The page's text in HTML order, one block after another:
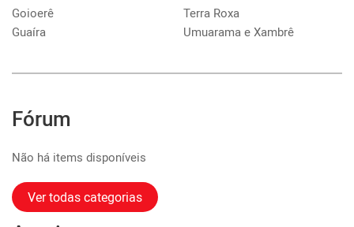
Goioerê
Guaíra
Terra Roxa
Umuarama e Xambrê
Fórum
Não há items disponíveis
Ver todas categorias